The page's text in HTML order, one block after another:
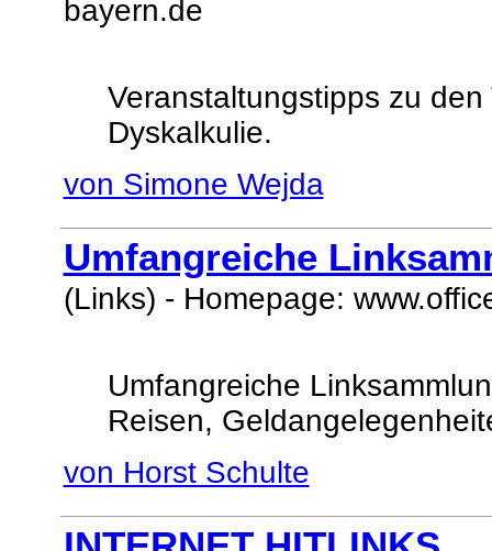
bayern.de
Veranstaltungstipps zu
Dyskalkulie.
von Simone Wejda
Umfangreiche
(Links) - Homepage:
Umfangreiche
Reisen,
von Horst Schulte